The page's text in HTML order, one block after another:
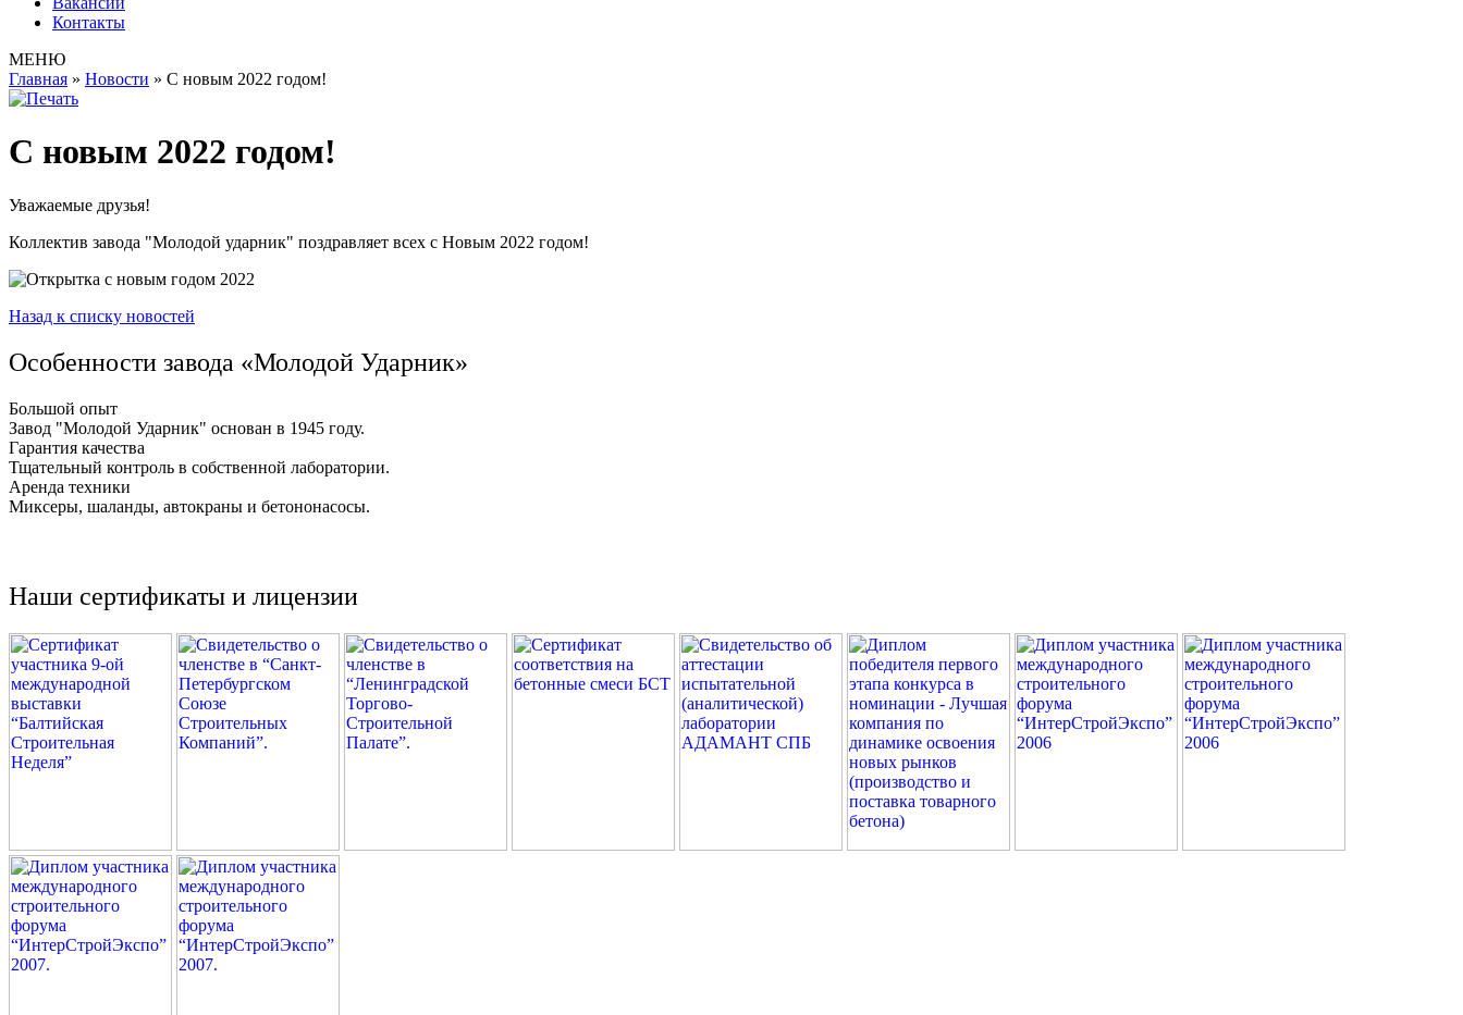
Контакты
МЕНЮ
Главная » Новости » С новым 2022 годом!
С новым 2022 годом!
Уважаемые друзья!
Коллектив завода "Молодой ударник" поздравляет всех с Новым 2022 годом!
Назад к списку новостей
Особенности завода «Молодой Ударник»
Большой опыт
Завод "Молодой Ударник" основан в 1945 году.
Гарантия качества
Тщательный контроль в собственной лаборатории.
Аренда техники
Миксеры, шаланды, автокраны и бетононасосы.
Наши сертификаты и лицензии